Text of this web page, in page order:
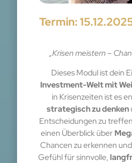
Termin:
„Krisen meistern –
Dieses Modul ist dein
Investment-Welt mit
in Krisenzeiten ist es
strategisch zu denken
Entscheidungen zu
einen Überblick über
Chancen zu erkennen
Gefühl für sinnvolle,